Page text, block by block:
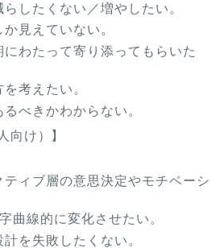
したくない／増やしたい。
見えていない。
わたって寄り添ってもらいた
考えたい。
べきかわからない。
向け）】
ィブ層の意思決定やモチベーシ
曲線的に変化させたい。
を失敗したくない。